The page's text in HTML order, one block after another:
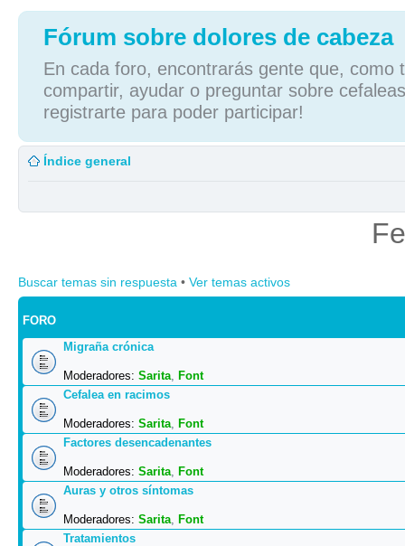
Fórum sobre dolores de cabeza
En cada foro, encontrarás gente que, como
compartir, ayudar o preguntar sobre
registrarte para poder participar!
Índice general
Buscar temas sin respuesta • Ver temas activos
FORO
Migraña crónica
Moderadores: Sarita, Font
Cefalea en racimos
Moderadores: Sarita, Font
Factores desencadenantes
Moderadores: Sarita, Font
Auras y otros síntomas
Moderadores: Sarita, Font
Tratamientos